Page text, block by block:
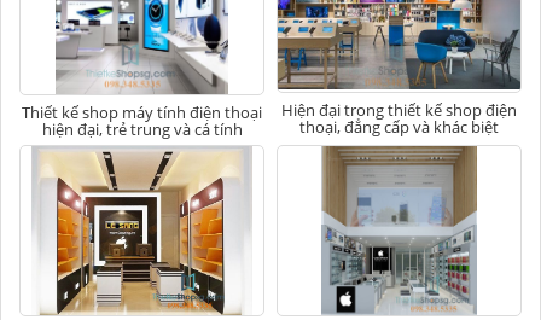
Thiết kế shop máy tính điện thoại
hiện đại, trẻ trung và cá tính
Hiện đại trong thiết kế shop điện
thoại, đẳng cấp và khác biệt